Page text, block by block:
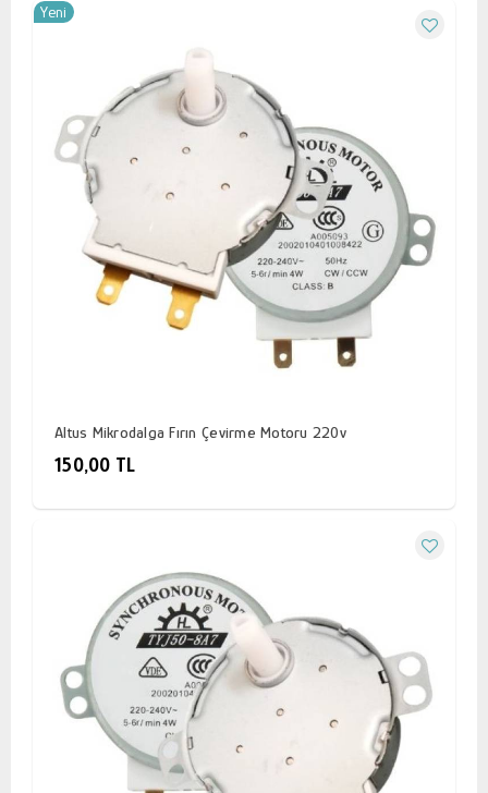
Altus Mikrodalga Fırın Çevirme Motoru 220v
150,00 TL
Yeni